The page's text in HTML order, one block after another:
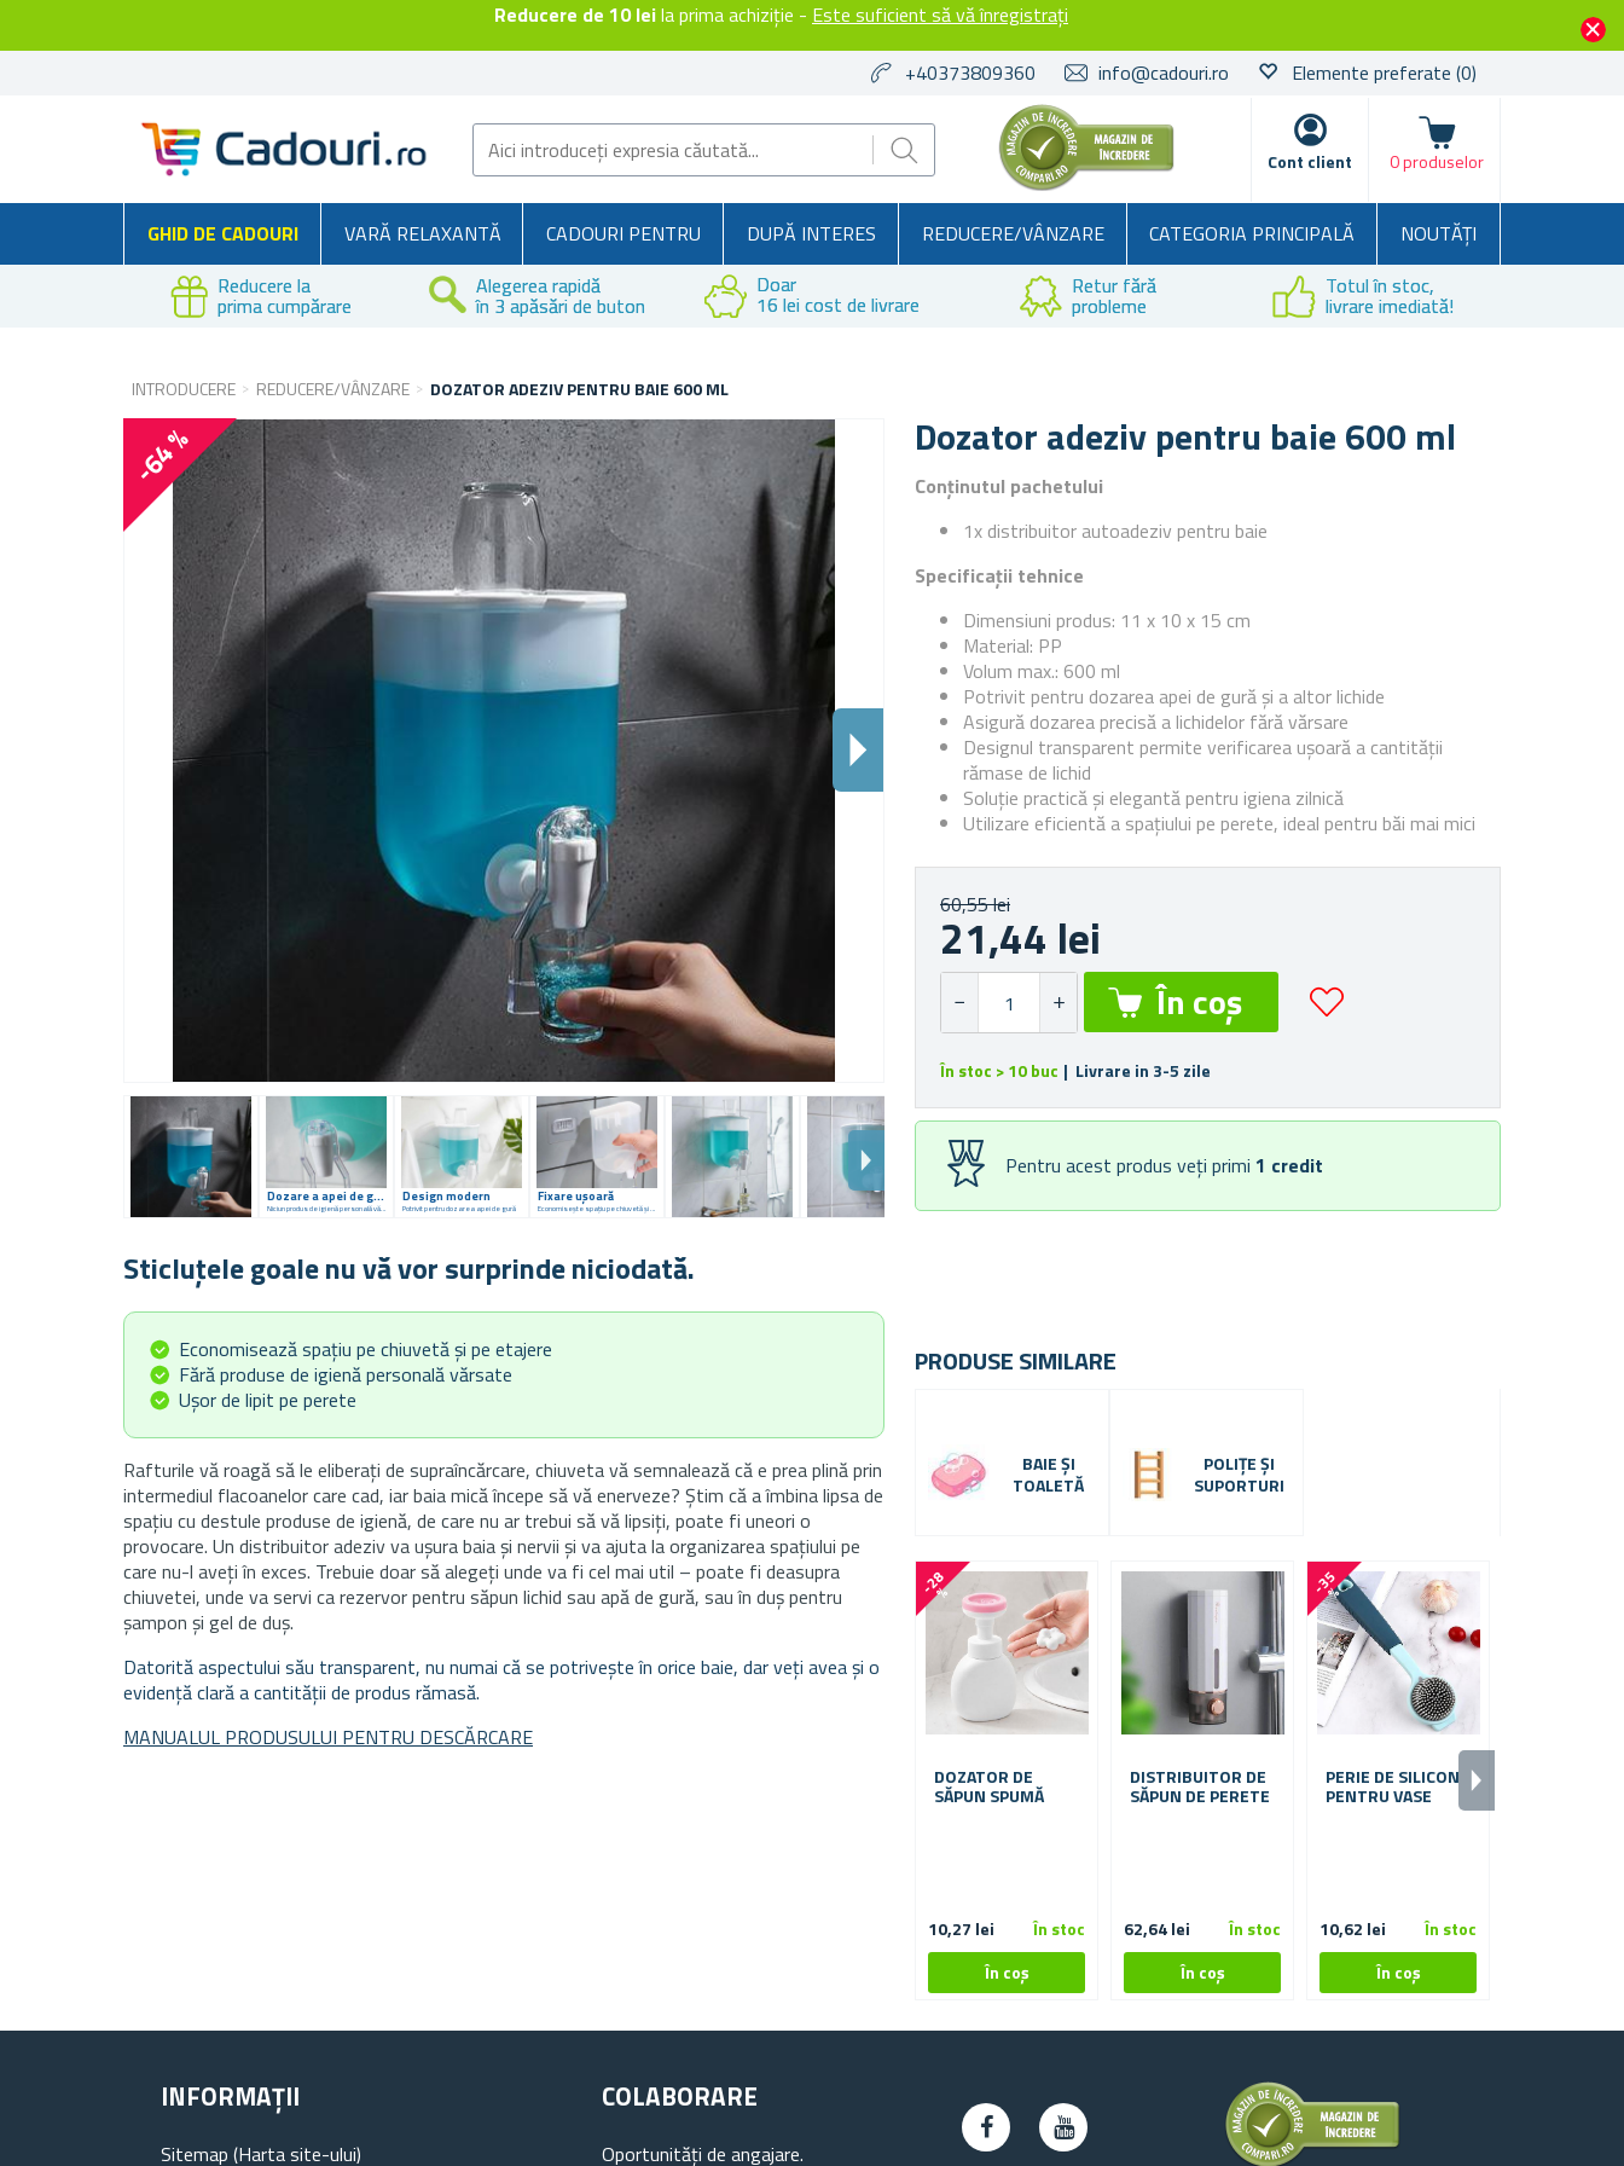
Reducere de 10 leila prima achiziție - Este suficient să vă înregistrați
+40373809360
info@cadouri.ro Elemente preferate (0)
Cont client
Coșul
0 produselor
GHID DE CADOURI VARĂ RELAXANTĂ CADOURI PENTRU DUPĂ INTERES REDUCERE/VÂNZARE CATEGORIA PRINCIPALĂ
NOUTĂȚI
Reducere la
prima cumpărare
Alegerea rapidă
în 3 apăsări de buton
Doar
16 lei cost de livrare
Retur fără
probleme
Totul în stoc,
livrare imediată!
INTRODUCERE REDUCERE/VÂNZARE DOZATOR ADEZIV PENTRU BAIE 600 ML
Dozator adeziv pentru baie 600 ml
-64 %
Dozare a apei de gură
Niciun produs de igienă personală vărsat
Design modern
Potrivit pentru dozarea apei de gură
Fixare ușoară
Economisește spațiu pe chiuvetă și pe rafturi
Conținutul pachetului
1x distribuitor autoadeziv pentru baie
Specificații tehnice
Dimensiuni produs: 11 x 10 x 15 cm
Material: PP
Volum max.: 600 ml
Potrivit pentru dozarea apei de gură și a altor lichide
Asigură dozarea precisă a lichidelor fără vărsare
Designul transparent permite verificarea ușoară a cantității
rămase de lichid
Soluție practică și elegantă pentru igiena zilnică
Utilizare eficientă a spațiului pe perete, ideal pentru băi mai mici
60,55 lei
21,44 lei
În stoc > 10 buc | Livrare in 3-5 zile
Pentru acest produs veți primi 1 credit
Sticluțele goale nu vă vor surprinde niciodată.
Economisează spațiu pe chiuvetă și pe etajere
Fără produse de igienă personală vărsate
Ușor de lipit pe perete
Rafturile vă roagă să le eliberați de supraîncărcare, chiuveta vă semnalează că e prea plină prin
intermediul flacoanelor care cad, iar baia mică începe să vă enerveze? Știm că a îmbina lipsa de
spațiu cu destule produse de igienă, de care nu ar trebui să vă lipsiți, poate fi uneori o
provocare. Un distribuitor adeziv va ușura baia și nervii și va ajuta la organizarea spațiului pe
care nu-l aveți în exces. Trebuie doar să alegeți unde va fi cel mai util – poate fi deasupra
chiuvetei, unde va servi ca rezervor pentru săpun lichid sau apă de gură, sau în duș pentru
șampon și gel de duș.
Datorită aspectului său transparent, nu numai că se potrivește în orice baie, dar veți avea și o
evidență clară a cantității de produs rămasă.
MANUALUL PRODUSULUI PENTRU DESCĂRCARE
PRODUSE SIMILARE
BAIE ȘI
TOALETĂ
POLIȚE ȘI
SUPORTURI
-
2
8
%
DOZATOR DE
SĂPUN SPUMĂ
10,27 lei În stoc
DISTRIBUITOR DE
SĂPUN DE PERETE
62,64 lei În stoc
-
3
5
%
PERIE DE SILICON
PENTRU VASE
10,62 lei În stoc
INFORMAȚII
Sitemap (Harta site-ului)
COLABORARE
Oportunități de angajare.